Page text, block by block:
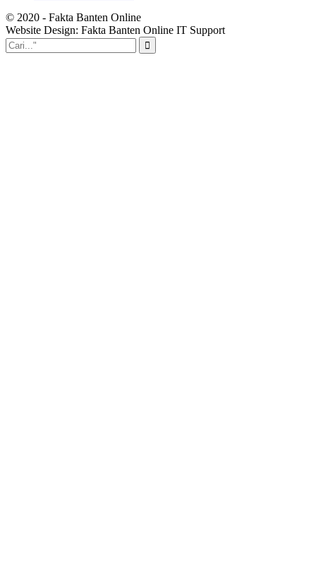
© 2020 - Fakta Banten Online
Website Design: Fakta Banten Online IT Support